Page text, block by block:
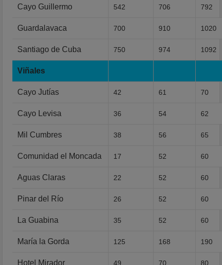
Cayo Guillermo 542 706 792
Guardalavaca 700 910 1020
Santiago de Cuba 750 974 1092
Viñales
Cayo Jutías 42 61 70
Cayo Levisa 36 54 62
Mil Cumbres 38 56 65
Comunidad el Moncada 17 52 60
Aguas Claras 22 52 60
Pinar del Río 26 52 60
La Guabina 35 52 60
María la Gorda 125 168 190
Hotel Mirador 49 70 80